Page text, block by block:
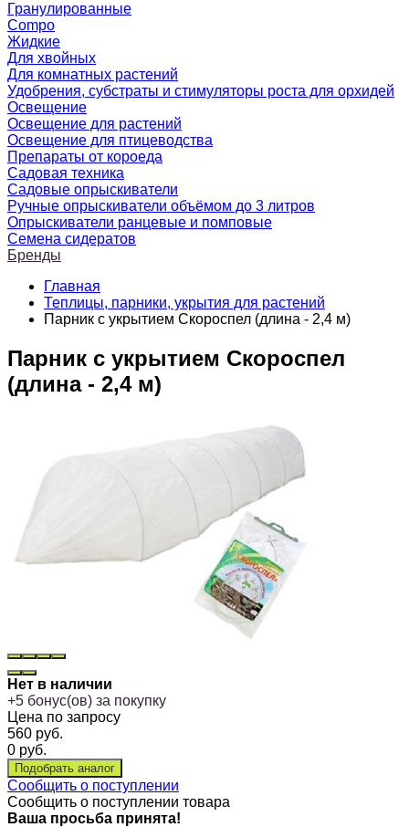
Гранулированные
Compo
Жидкие
Для хвойных
Для комнатных растений
Удобрения, субстраты и стимуляторы роста для орхидей
Освещение
Освещение для растений
Освещение для птицеводства
Препараты от короеда
Садовая техника
Садовые опрыскиватели
Ручные опрыскиватели объёмом до 3 литров
Опрыскиватели ранцевые и помповые
Семена сидератов
Бренды
Главная
Теплицы, парники, укрытия для растений
Парник с укрытием Скороспел (длина - 2,4 м)
Парник с укрытием Скороспел
(длина - 2,4 м)
Нет в наличии
+5 бонус(ов) за покупку
Цена по запросу
560 руб.
0 руб.
Сообщить о поступлении
Сообщить о поступлении товара
Ваша просьба принята!